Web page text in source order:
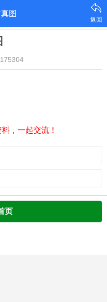
图
返回
175304
，一起交流！
页